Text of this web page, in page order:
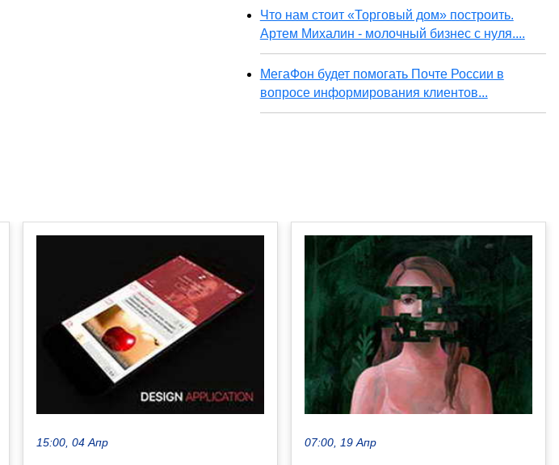
Что нам стоит «Торговый дом» построить.
Артем Михалин - молочный бизнес с нуля....
МегаФон будет помогать Почте России в
вопросе информирования клиентов...
15:00, 04 Апр 07:00, 19 Апр